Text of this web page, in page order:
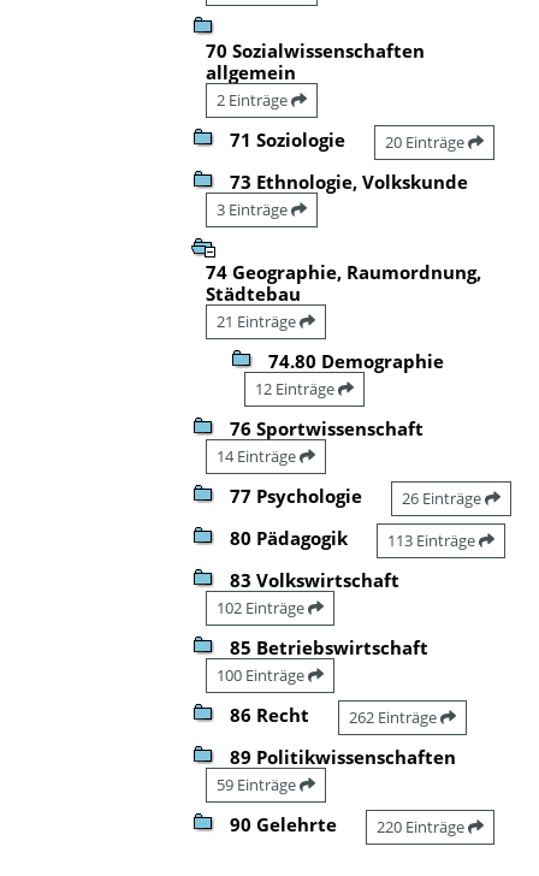
70 Sozialwissenschaften
allgemein
2 Einträge
71 Soziologie 20 Einträge
73 Ethnologie, Volkskunde
3 Einträge
74 Geographie, Raumordnung,
Städtebau
21 Einträge
74.80 Demographie
12 Einträge
76 Sportwissenschaft
14 Einträge
77 Psychologie 26 Einträge
80 Pädagogik 113 Einträge
83 Volkswirtschaft
102 Einträge
85 Betriebswirtschaft
100 Einträge
86 Recht 262 Einträge
89 Politikwissenschaften
59 Einträge
90 Gelehrte 220 Einträge